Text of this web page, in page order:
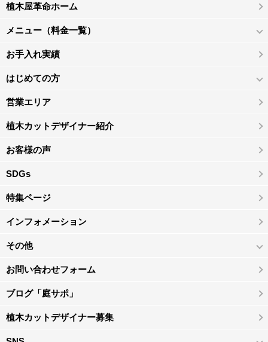
植木屋革命ホーム
メニュー（料金一覧）
お手入れ実績
はじめての方
営業エリア
植木カットデザイナー紹介
お客様の声
SDGs
特集ページ
インフォメーション
その他
お問い合わせフォーム
ブログ「庭サポ」
植木カットデザイナー募集